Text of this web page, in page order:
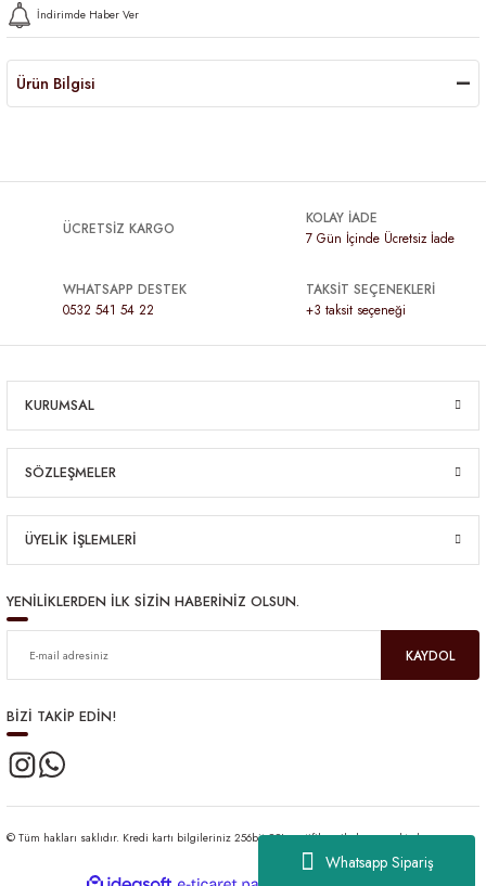
Whatsapp Sipariş
İndirimde Haber Ver
Ürün Bilgisi
ÜCRETSİZ KARGO
KOLAY İADE
7 Gün İçinde Ücretsiz İade
WHATSAPP DESTEK
0532 541 54 22
TAKSİT SEÇENEKLERİ
+3 taksit seçeneği
KURUMSAL
SÖZLEŞMELER
ÜYELİK İŞLEMLERİ
YENİLİKLERDEN İLK SİZİN HABERİNİZ OLSUN.
KAYDOL
BİZİ TAKİP EDİN!
© Tüm hakları saklıdır. Kredi kartı bilgileriniz 256bit SSL sertifikası ile korunmaktadır.
ideasoft